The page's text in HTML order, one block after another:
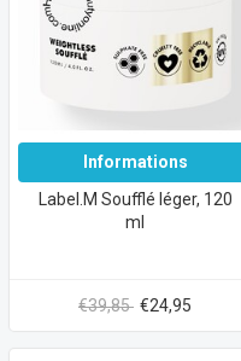
Informations
Label.M Soufflé léger, 120
ml
€39,85 €24,95